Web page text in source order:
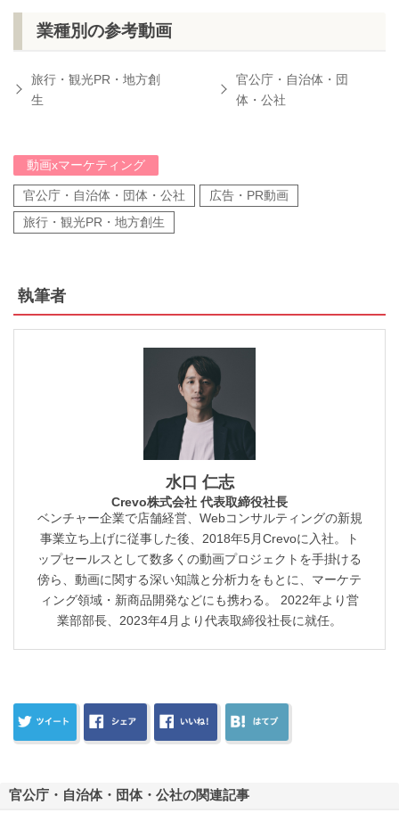
業種別の参考動画
旅行・観光PR・地方創
生
官公庁・自治体・団
体・公社
動画xマーケティング
官公庁・自治体・団体・公社
広告・PR動画
旅行・観光PR・地方創生
執筆者
水口 仁志
Crevo株式会社 代表取締役社長
ベンチャー企業で店舗経営、Webコンサルティングの新規
事業立ち上げに従事した後、2018年5月Crevoに入社。ト
ップセールスとして数多くの動画プロジェクトを手掛ける
傍ら、動画に関する深い知識と分析力をもとに、マーケテ
ィング領域・新商品開発などにも携わる。 2022年より営
業部部長、2023年4月より代表取締役社長に就任。
官公庁・自治体・団体・公社の関連記事